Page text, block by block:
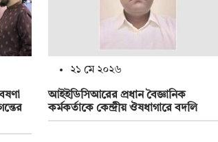
২১ মে ২০২৬
আইইডিসিআরের প্রধান বৈজ্ঞানিক
কর্মকর্তাকে কেন্দ্রীয় ঔষধাগারে বদলি